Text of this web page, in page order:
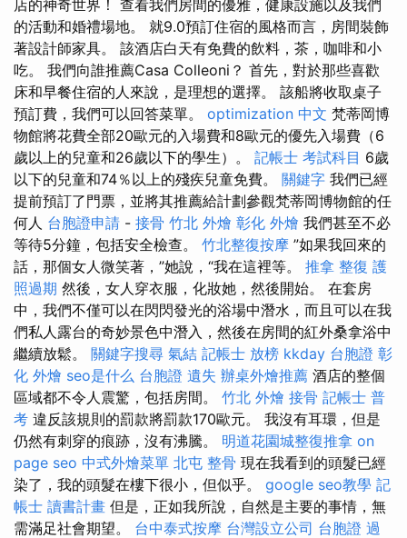
店的神奇世界！ 查看我們房間的優雅，健康設施以及我們
的活動和婚禮場地。 就9.0預訂住宿的風格而言，房間裝飾
著設計師家具。 該酒店白天有免費的飲料，茶，咖啡和小
吃。 我們向誰推薦Casa Colleoni？ 首先，對於那些喜歡
床和早餐住宿的人來說，是理想的選擇。 該船將收取桌子
預訂費，我們可以回答菜單。 optimization 中文 梵蒂岡博
物館將花費全部20歐元的入場費和8歐元的優先入場費（6
歲以上的兒童和26歲以下的學生）。 記帳士 考試科目 6歲
以下的兒童和74％以上的殘疾兒童免費。 關鍵字 我們已經
提前預訂了門票，並將其推薦給計劃參觀梵蒂岡博物館的任
何人 台胞證申請 - 接骨 竹北 外燴 彰化 外燴 我們甚至不必
等待5分鐘，包括安全檢查。 竹北整復按摩 ”如果我回來的
話，那個女人微笑著，”她說，“我在這裡等。 推拿 整復 護
照過期 然後，女人穿衣服，化妝她，然後開始。 在套房
中，我們不僅可以在閃閃發光的浴場中潛水，而且可以在我
們私人露台的奇妙景色中潛入，然後在房間的紅外桑拿浴中
繼續放鬆。 關鍵字搜尋 氣結 記帳士 放榜 kkday 台胞證 彰
化 外燴 seo是什么 台胞證 遺失 辦桌外燴推薦 酒店的整個
區域都不令人震驚，包括房間。 竹北 外燴 接骨 記帳士 普
考 違反該規則的罰款將罰款170歐元。 我沒有耳環，但是
仍然有刺穿的痕跡，沒有沸騰。 明道花園城整復推拿 on
page seo 中式外燴菜單 北屯 整骨 現在我看到的頭髮已經
染了，我的頭髮在樓下很小，但似乎。 google seo教學 記
帳士 讀書計畫 但是，正如我所說，自然是主要的事情，無
需滿足社會期望。 台中泰式按摩 台灣設立公司 台胞證 過